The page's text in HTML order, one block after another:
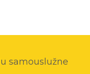
samouslužne